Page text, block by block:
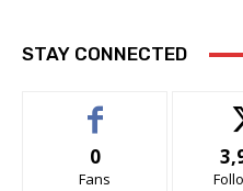
STAY CONNECTED
0
Fans